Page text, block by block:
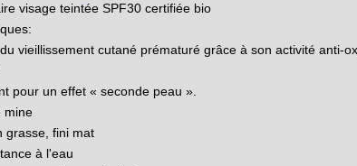
visage teintée SPF30 certifiée bio
vieillissement cutané prématuré grâce à son activité anti-
pour un effet « seconde peau ».
mine
grasse, fini mat
à l'eau